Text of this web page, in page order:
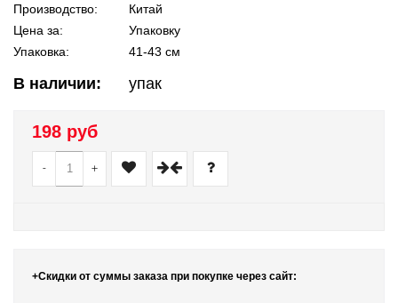
Производство:
Китай
Цена за:
Упаковку
Упаковка:
41-43 см
В наличии: упак
198 руб
- +
+Скидки от суммы заказа при покупке через сайт: